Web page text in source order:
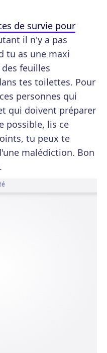
de survie pour
il n'y a pas
tu as une maxi
feuilles
tes toilettes. Pour
personnes qui
qui doivent préparer
possible, lis ce
tu peux te
malédiction. Bon